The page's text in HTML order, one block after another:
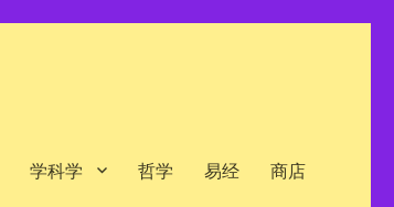
学科学 哲学 易经 商店